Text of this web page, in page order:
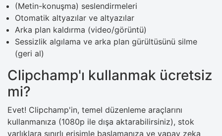
(Metin-konuşma) seslendirmeleri
Otomatik altyazılar ve altyazılar
Arka plan kaldırma (video/görüntü)
Sessizlik algılama ve arka plan gürültüsünü silme
(geri al)
Clipchamp'ı kullanmak ücretsiz
mi?
Evet! Clipchamp'in, temel düzenleme araçlarını
kullanmanıza (1080p ile dışa aktarabilirsiniz), stok
varlıklara sınırlı erişimle başlamanıza ve yapay zeka